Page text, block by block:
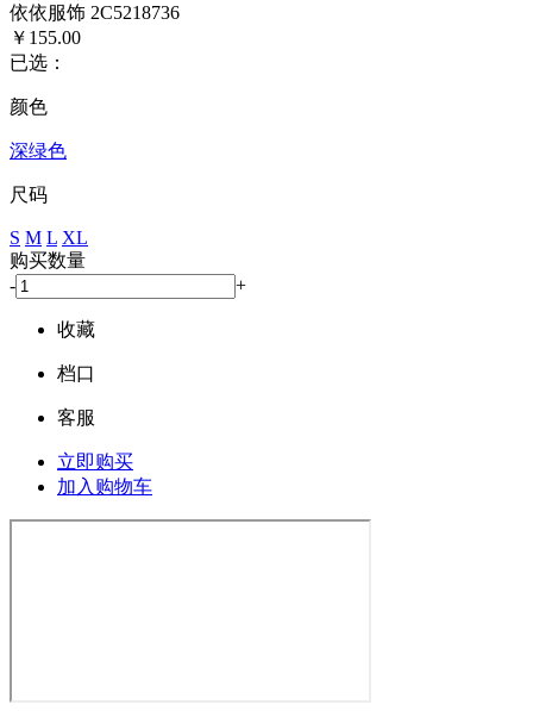
依依服饰 2C5218736
￥155.00
已选：
颜色
深绿色
尺码
S M L XL
购买数量
-
+
收藏
档口
客服
立即购买
加入购物车